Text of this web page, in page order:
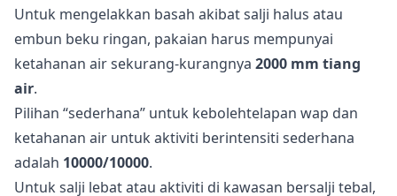
Untuk mengelakkan basah akibat salji halus atau
embun beku ringan, pakaian harus mempunyai
ketahanan air sekurang-kurangnya 2000 mm tiang
air.
Pilihan “sederhana” untuk kebolehtelapan wap dan
ketahanan air untuk aktiviti berintensiti sederhana
adalah 10000/10000.
Untuk salji lebat atau aktiviti di kawasan bersalji tebal,